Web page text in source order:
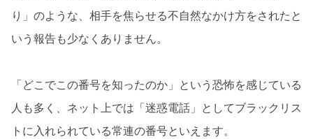
り」のような、相手を焦らせる不自然なかけ方をされたと
いう報告も少なくありません。
「どこでこの番号を知ったのか」という恐怖を感じている
人も多く、ネット上では「迷惑電話」としてブラックリス
トに入れられている常連の番号といえます。